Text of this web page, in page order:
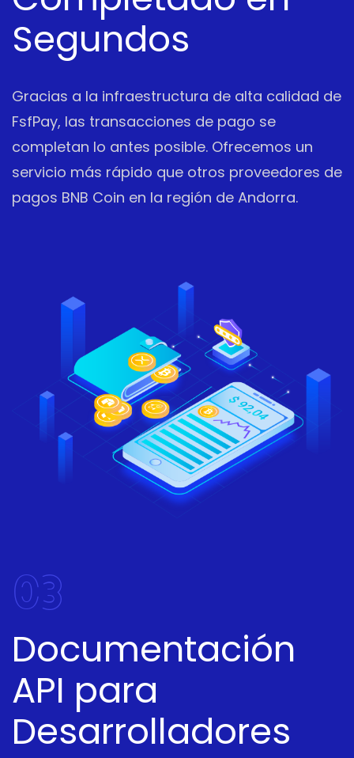
Segundos
Gracias a la infraestructura de alta calidad de
FsfPay, las transacciones de pago se
completan lo antes posible. Ofrecemos un
servicio más rápido que otros proveedores de
pagos BNB Coin en la región de Andorra.
03
Documentación
API para
Desarrolladores